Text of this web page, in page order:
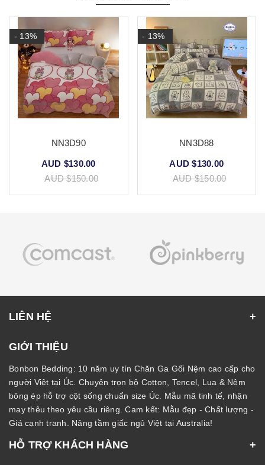
- 13%
NN3D90
AUD $130.00
AUD $150.00
- 13%
NN3D88
AUD $130.00
AUD $150.00
LIÊN HỆ
GIỚI THIỆU
Bonbon Bedding: 10 năm uy tín Chăn Ga Gối Nệm cao cấp cho
người Việt tại Úc. Chuyên trọn bộ Cotton, Tencel, Lụa & Nệm
bông ép hỗ trợ cột sống chuẩn size Úc. Mẫu mã tinh tế, nhận
may thêu theo yêu cầu riêng. Cam kết: Mẫu đẹp - Chất lượng -
Giá cạnh tranh. Nâng tầm giấc ngủ Việt tại Australia!
HỖ TRỢ KHÁCH HÀNG